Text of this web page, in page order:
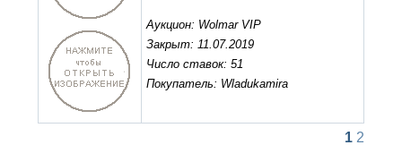
Аукцион: Wolmar VIP
Закрыт: 11.07.2019
Число ставок: 51
Покупатель: Wladukamira
1 2